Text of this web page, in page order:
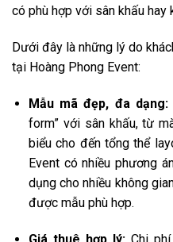
có phù hợp với sân khấu hay
Dưới đây là những lý do
tại Hoàng Phong Event:
Mẫu mã đẹp, đa dạng:
form” với sân khấu, từ
biểu cho đến tổng thể
Event có nhiều phương
dụng cho nhiều không
được mẫu phù hợp.
Giá thuê hợp lý:Chi phí